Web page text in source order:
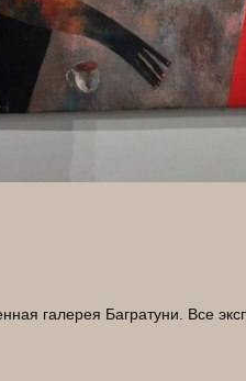
галерея Багратуни. Все